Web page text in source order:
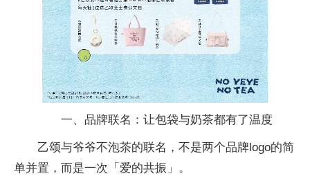
一、品牌联名：让包袋与奶茶都有了温度
乙颂与爷爷不泡茶的联名，不是两个品牌logo的简
单并置，而是一次「爱的共振」。